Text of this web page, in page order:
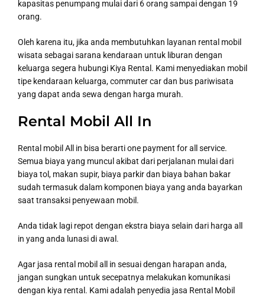
kapasitas penumpang mulai dari 6 orang sampai dengan 19
orang.
Oleh karena itu, jika anda membutuhkan layanan rental mobil
wisata sebagai sarana kendaraan untuk liburan dengan
keluarga segera hubungi Kiya Rental. Kami menyediakan mobil
tipe kendaraan keluarga, commuter car dan bus pariwisata
yang dapat anda sewa dengan harga murah.
Rental Mobil All In
Rental mobil All in bisa berarti one payment for all service.
Semua biaya yang muncul akibat dari perjalanan mulai dari
biaya tol, makan supir, biaya parkir dan biaya bahan bakar
sudah termasuk dalam komponen biaya yang anda bayarkan
saat transaksi penyewaan mobil.
Anda tidak lagi repot dengan ekstra biaya selain dari harga all
in yang anda lunasi di awal.
Agar jasa rental mobil all in sesuai dengan harapan anda,
jangan sungkan untuk secepatnya melakukan komunikasi
dengan kiya rental. Kami adalah penyedia jasa Rental Mobil